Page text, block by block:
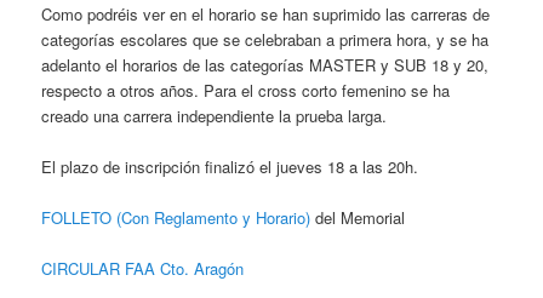
Como podréis ver en el horario se han suprimido las carreras de
categorías escolares que se celebraban a primera hora, y se ha
adelanto el horarios de las categorías MASTER y SUB 18 y 20,
respecto a otros años. Para el cross corto femenino se ha
creado una carrera independiente la prueba larga.
El plazo de inscripción finalizó el jueves 18 a las 20h.
FOLLETO (Con Reglamento y Horario) del Memorial
CIRCULAR FAA Cto. Aragón